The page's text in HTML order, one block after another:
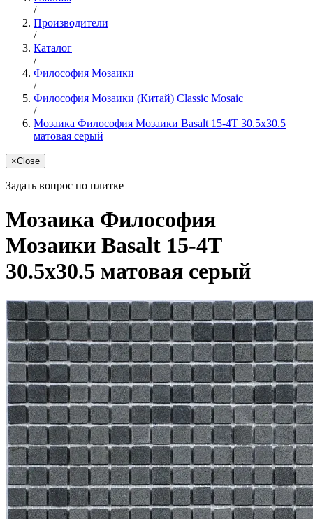
/
Производители
/
Каталог
/
Философия Мозаики
/
Философия Мозаики (Китай) Classic Mosaic
/
Мозаика Философия Мозаики Basalt 15-4T 30.5x30.5
матовая серый
×Close
Задать вопрос по плитке
Мозаика Философия
Мозаики Basalt 15-4T
30.5x30.5 матовая серый